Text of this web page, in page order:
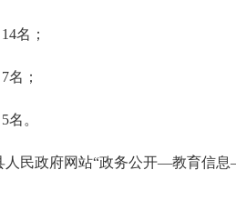
14名；
7名；
5名。
人民政府网站“政务公开—教育信息